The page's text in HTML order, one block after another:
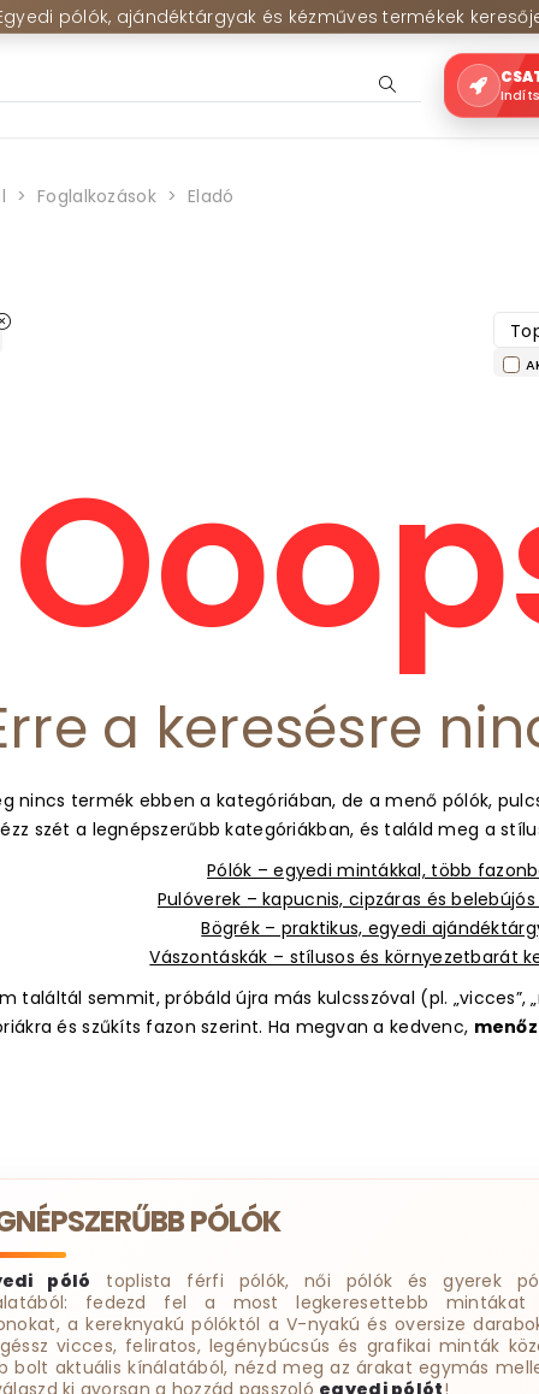
pólók, ajándéktárgyak és kézműves termékek
Foglalkozások Eladó
a keresésre
nincs termék ebben a kategóriában, de a menő pólók,
szét a legnépszerűbb kategóriákban, és találd meg a
Pólók – egyedi mintákkal, több
Pulóverek – kapucnis, cipzáras és
Bögrék – praktikus, egyedi
Vászontáskák – stílusos és környezetbarát
találtál semmit, próbáld újra más kulcsszóval (pl. „vicces”,
és szűkíts fazon szerint. Ha megvan a kedvenc,
PÓLÓK
póló toplista férfi pólók, női pólók és gyerek
fedezd fel a most legkeresettebb mintákat
a kereknyakú pólóktól a V-nyakú és oversize
vicces, feliratos, legénybúcsús és grafikai minták
bolt aktuális kínálatából, nézd meg az árakat egymás
ki gyorsan a hozzád passzoló egyedi pólót!